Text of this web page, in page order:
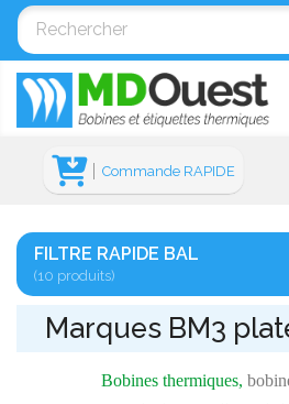
Commande RAPIDE
FILTRE RAPIDE BAL
(10 produits)
Marques BM3
Bobines thermiques,